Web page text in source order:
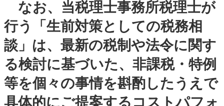
なお、当税理士事務所税理士が
行う「生前対策としての税務相
談」は、最新の税制や法令に関す
る検討に基づいた、非課税・特例
等を個々の事情を斟酌したうえで
具体的にご提案するコストパフォ